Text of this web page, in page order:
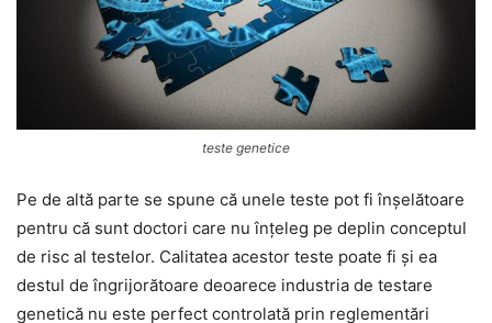
teste genetice
Pe de altă parte se spune că unele teste pot fi înșelătoare
pentru că sunt doctori care nu înțeleg pe deplin conceptul
de risc al testelor. Calitatea acestor teste poate fi și ea
destul de îngrijorătoare deoarece industria de testare
genetică nu este perfect controlată prin reglementări